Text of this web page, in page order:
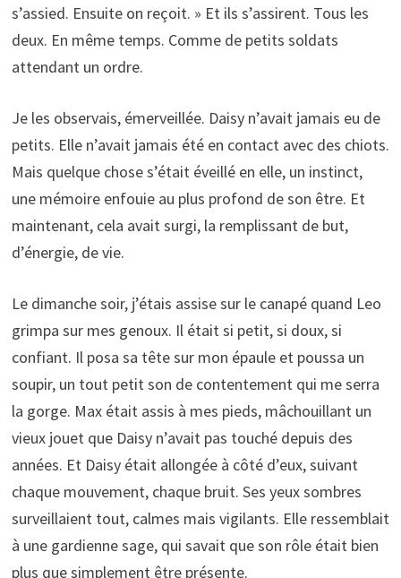
s’assied. Ensuite on reçoit. » Et ils s’assirent. Tous les
deux. En même temps. Comme de petits soldats
attendant un ordre.
Je les observais, émerveillée. Daisy n’avait jamais eu de
petits. Elle n’avait jamais été en contact avec des chiots.
Mais quelque chose s’était éveillé en elle, un instinct,
une mémoire enfouie au plus profond de son être. Et
maintenant, cela avait surgi, la remplissant de but,
d’énergie, de vie.
Le dimanche soir, j’étais assise sur le canapé quand Leo
grimpa sur mes genoux. Il était si petit, si doux, si
confiant. Il posa sa tête sur mon épaule et poussa un
soupir, un tout petit son de contentement qui me serra
la gorge. Max était assis à mes pieds, mâchouillant un
vieux jouet que Daisy n’avait pas touché depuis des
années. Et Daisy était allongée à côté d’eux, suivant
chaque mouvement, chaque bruit. Ses yeux sombres
surveillaient tout, calmes mais vigilants. Elle ressemblait
à une gardienne sage, qui savait que son rôle était bien
plus que simplement être présente.